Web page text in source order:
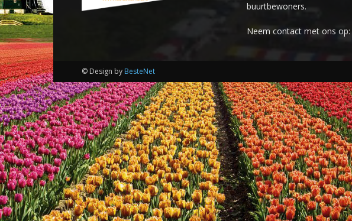
buurtbewoners.
Neem contact met ons op:
© Design by BesteNet